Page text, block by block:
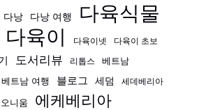
다낭 다낭 여행 다육식물
다육이 다육이넷 다육이 초보
도서리뷰 리톱스
베트남
베트남 여행 블로그 세덤 세데베리아
니움 에케베리아